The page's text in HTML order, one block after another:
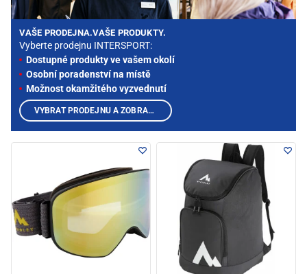
VAŠE PRODEJNA.VAŠE PRODUKTY.
Vyberte prodejnu INTERSPORT:
Dostupné produkty ve vašem okolí
Osobní poradenství na místě
Možnost okamžitého vyzvednutí
VYBRAT PRODEJNU A ZOBRAZIT PRODUKTY